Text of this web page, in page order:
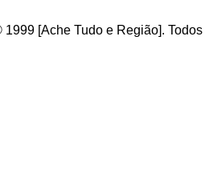
[Ache Tudo e Região].